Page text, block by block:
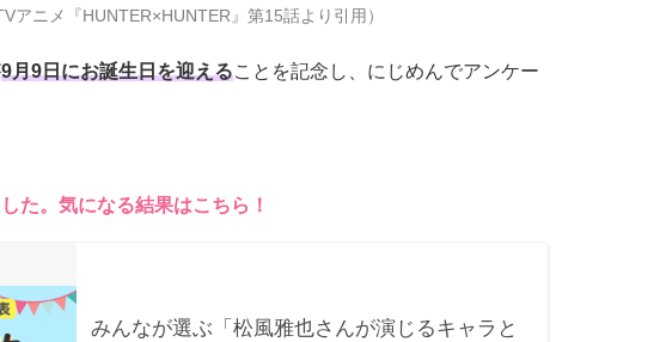
アニメ『HUNTER×HUNTER』第15話より引用）
9月9日にお誕生日を迎えることを記念し、にじめんでアンケー
た。気になる結果はこちら！